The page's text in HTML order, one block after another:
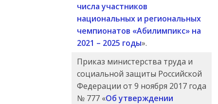
числа участников
национальных и региональных
чемпионатов «Абилимпикс» на
2021 – 2025 годы».
Приказ министерства труда и
социальной защиты Российской
Федерации от 9 ноября 2017 года
№ 777 «Об утверждении